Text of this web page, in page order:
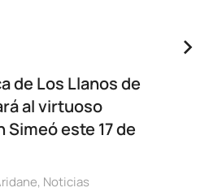
de Los Llanos de
al virtuoso
este 17 de
, Noticias